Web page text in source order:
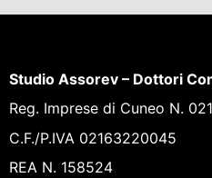
Studio Assorev – Dottori
Reg. Imprese di Cuneo N.
C.F./P.IVA 02163220045
REA N. 158524